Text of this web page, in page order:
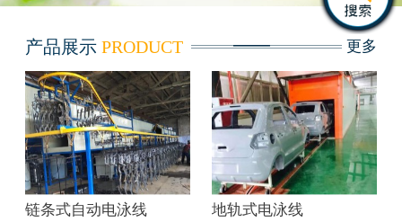
产品展示 PRODUCT 更多
链条式自动电泳线 地轨式电泳线